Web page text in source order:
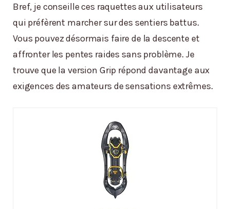
Bref, je conseille ces raquettes aux utilisateurs
qui préfèrent marcher sur des sentiers battus.
Vous pouvez désormais faire de la descente et
affronter les pentes raides sans problème. Je
trouve que la version Grip répond davantage aux
exigences des amateurs de sensations extrêmes.